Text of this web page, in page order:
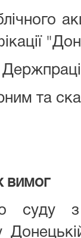
та
вимог
суду